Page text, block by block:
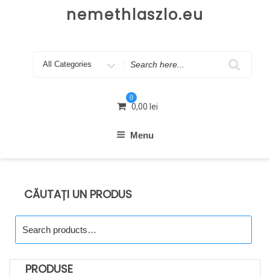
nemethlaszlo.eu
Search
0
0,00 lei
Menu
CĂUTAȚI UN PRODUS
for:
PRODUSE